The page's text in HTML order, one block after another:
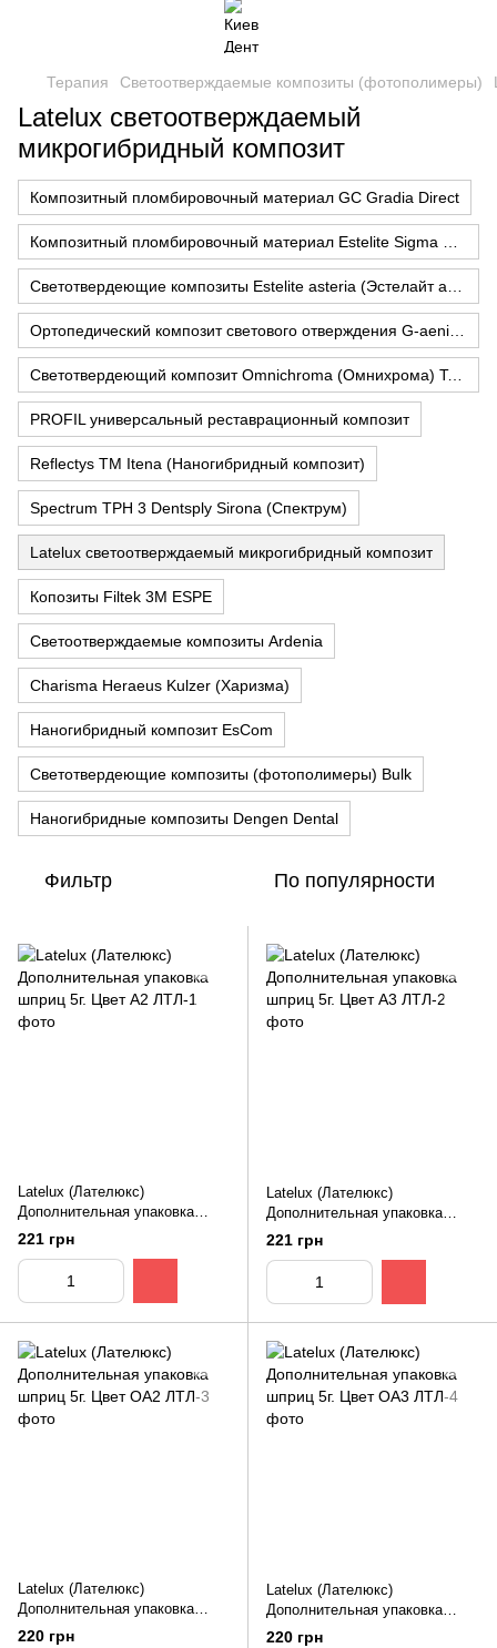
Терапия Светоотверждаемые композиты (фотополимеры)
Latelux светоотверждаемый
микрогибридный композит
Композитный пломбировочный материал GC Gradia Direct
Светотвердеющий композит Omnichroma (Омнихрома) Tokuyama Dental
PROFIL универсальный реставрационный композит
Reflectys TM Itena (Наногибридный композит)
Spectrum TPH 3 Dentsply Sirona (Спектрум)
Latelux светоотверждаемый микрогибридный композит
Копозиты Filtek 3M ESPE
Светоотверждаемые композиты Ardenia
Charisma Heraeus Kulzer (Харизма)
Наногибридный композит EsCom
Светотвердеющие композиты (фотополимеры) Bulk
Наногибридные композиты Dengen Dental
Фильтр По популярности
Latelux (Лателюкс)
Дополнительная упаковка
шприц 5г. Цвет А2
221 грн
Latelux (Лателюкс)
Дополнительная упаковка
шприц 5г. Цвет А3
221 грн
Latelux (Лателюкс)
Дополнительная упаковка
шприц 5г. Цвет ОА2
220 грн
Latelux (Лателюкс)
Дополнительная упаковка
шприц 5г. Цвет ОА3
220 грн